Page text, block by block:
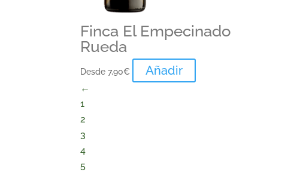
Finca El Empecinado
Rueda
Desde7,90€ Añadir
←
1
2
3
4
5